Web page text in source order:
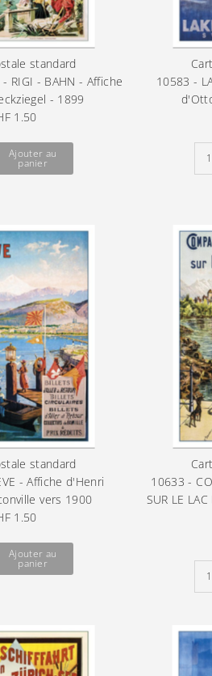
standard
RIGI - BAHN - Affiche
- 1899
Prix
1.50
10583 -
standard
- Affiche d'Henri
vers 1900
Prix
1.50
10633 -
SUR LE